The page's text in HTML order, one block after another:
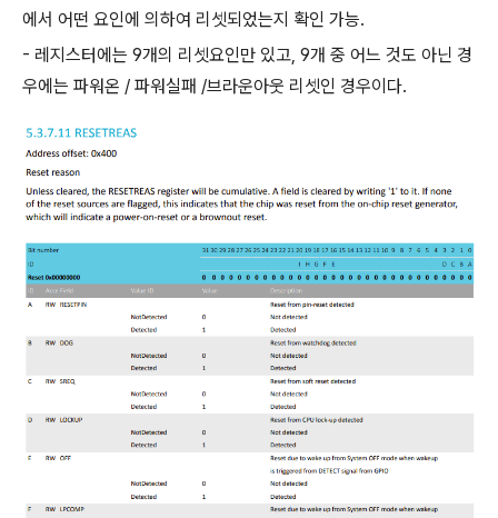
에서 어떤 요인에 의하여 리셋되었는지 확인 가능.
- 레지스터에는 9개의 리셋요인만 있고, 9개 중 어느 것도 아닌 경
우에는 파워온 / 파워실패 /브라운아웃 리셋인 경우이다.